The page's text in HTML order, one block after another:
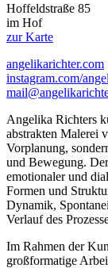
Hoffeldstraße 85
im Hof
zur Karte
angelikarichter.com
instagram.com/
Angelika Richters
abstrakten Malerei
Vorplanung,
und Bewegung.
emotionaler und
Formen und
Dynamik,
Verlauf des
Im Rahmen der
großformatige